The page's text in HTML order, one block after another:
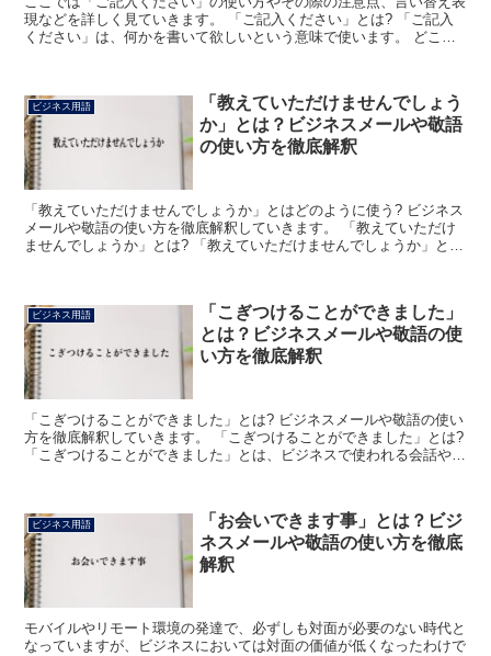
現などを詳しく見ていきます。 「ご記入ください」とは? 「ご記入
ください」は、何かを書いて欲しいという意味で使います。 どこか
ビジネス用語
「教えていただけませんでしょう
か」とは？ビジネスメールや敬語
の使い方を徹底解釈
「教えていただけませんでしょうか」とはどのように使う? ビジネス
メールや敬語の使い方を徹底解釈していきます。 「教えていただけ
ませんでしょうか」とは? 「教えていただけませんでしょうか」とい
ビジネス用語
「こぎつけることができました」
とは？ビジネスメールや敬語の使
い方を徹底解釈
「こぎつけることができました」とは? ビジネスメールや敬語の使い
方を徹底解釈していきます。 「こぎつけることができました」とは?
「こぎつけることができました」とは、ビジネスで使われる会話やメ
ビジネス用語
「お会いできます事」とは？ビジ
ネスメールや敬語の使い方を徹底
解釈
モバイルやリモート環境の発達で、必ずしも対面が必要のない時代と
なっていますが、ビジネスにおいては対面の価値が低くなったわけで